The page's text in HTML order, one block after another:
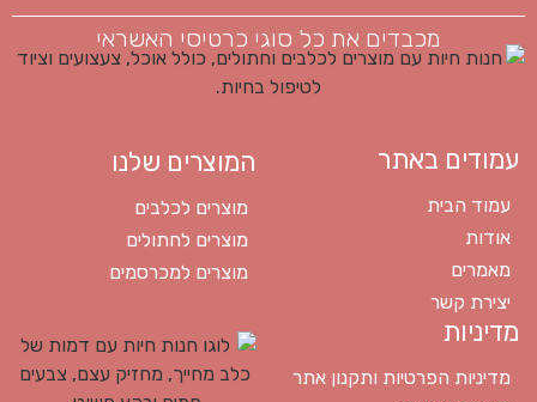
מכבדים את כל סוגי כרטיסי האשראי
עמודים באתר
עמוד הבית
אודות
מאמרים
יצירת קשר
המוצרים שלנו
מוצרים לכלבים
מוצרים לחתולים
מוצרים למכרסמים
מדיניות
מדיניות הפרטיות ותקנון אתר